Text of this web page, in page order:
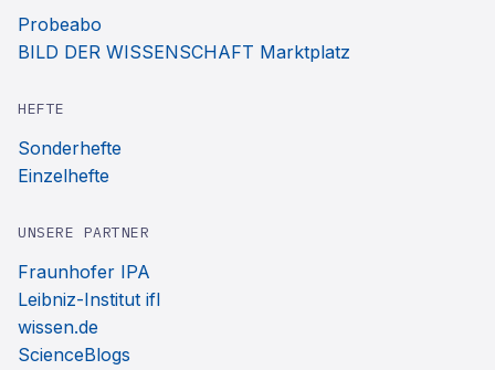
Probeabo
BILD DER WISSENSCHAFT Marktplatz
HEFTE
Sonderhefte
Einzelhefte
UNSERE PARTNER
Fraunhofer IPA
Leibniz-Institut ifl
wissen.de
ScienceBlogs